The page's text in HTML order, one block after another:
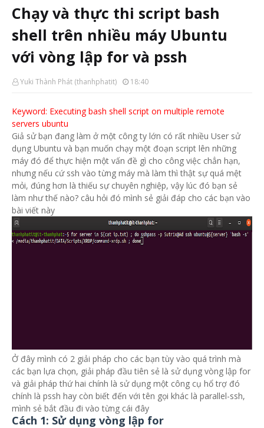
Chạy và thực thi script bash
shell trên nhiều máy Ubuntu
với vòng lập for và pssh
Yuki Thành Phát (thanhphatit) 18:40
Keyword: Executing bash shell script on multiple remote
servers ubuntu
Giả sử bạn đang làm ở một công ty lớn có rất nhiều User sử
dụng Ubuntu và bạn muốn chạy một đoạn script lên những
máy đó để thực hiện một vấn đề gì cho công việc chẳn hạn,
nhưng nếu cứ ssh vào từng máy mà làm thì thật sự quá mệt
mỏi, đúng hơn là thiếu sự chuyên nghiệp, vậy lúc đó bạn sẻ
làm như thế nào? câu hỏi đó mình sẻ giải đáp cho các bạn vào
bài viết này
Ở đây mình có 2 giải pháp cho các bạn tùy vào quá trình mà
các bạn lựa chọn, giải pháp đầu tiên sẻ là sử dụng vòng lập for
và giải pháp thứ hai chính là sử dụng một công cụ hổ trợ đó
chính là pssh hay còn biết đến với tên gọi khác là parallel-ssh,
mình sẻ bắt đầu đi vào từng cái đây
Cách 1: Sử dụng vòng lập for